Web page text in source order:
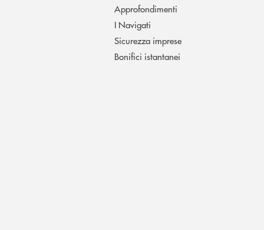
Approfondimenti
I Navigati
Sicurezza imprese
Bonifici istantanei